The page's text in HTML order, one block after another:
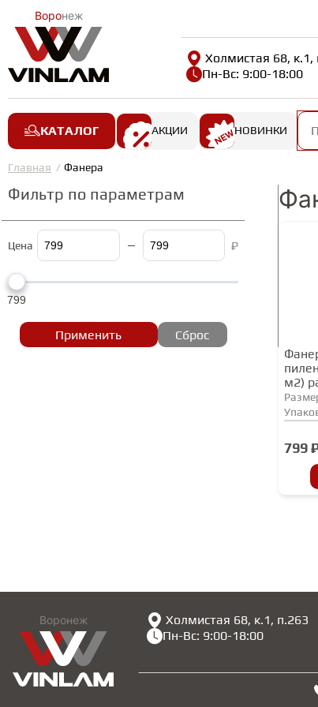
Воронеж
Холмистая 68, к.1,
Пн-Вс: 9:00-18:00
КАТАЛОГ АКЦИИ НОВИНКИ
Главная Фанера
Фильтр по параметрам
Цена ₽
799
Применить Сброс
м2)
799
Воронеж
Холмистая 68, к.1, п.263
Пн-Вс: 9:00-18:00